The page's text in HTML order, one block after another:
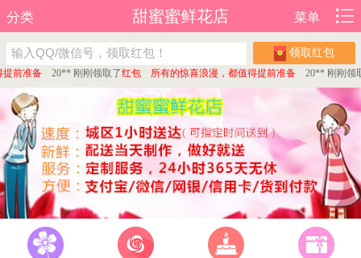
分类 甜蜜蜜鲜花店 菜单
领取红包
准备20** 刚刚领取了红包 所有的惊喜浪漫，都值得提前准备20** 刚刚领取了